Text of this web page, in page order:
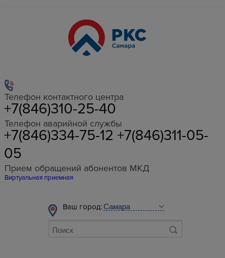
Телефон контактного центра
+7(846)310-25-40
Телефон аварийной службы
+7(846)334-75-12 +7(846)311-05-
05
Прием обращений абонентов МКД
Виртуальная приемная
Ваш город: